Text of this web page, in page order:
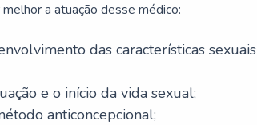
a atuação desse médico:
das características sexuais
e o início da vida sexual;
anticoncepcional;